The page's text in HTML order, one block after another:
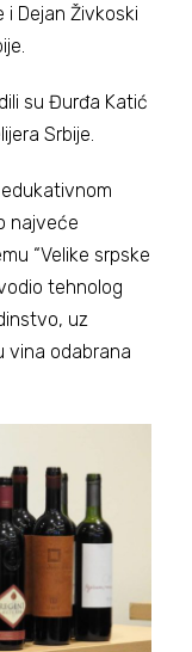
i Dejan Živkoski
su Đurđa Katić
Srbije.
najveće
“Velike srpske
tehnolog
uz
vina odabrana